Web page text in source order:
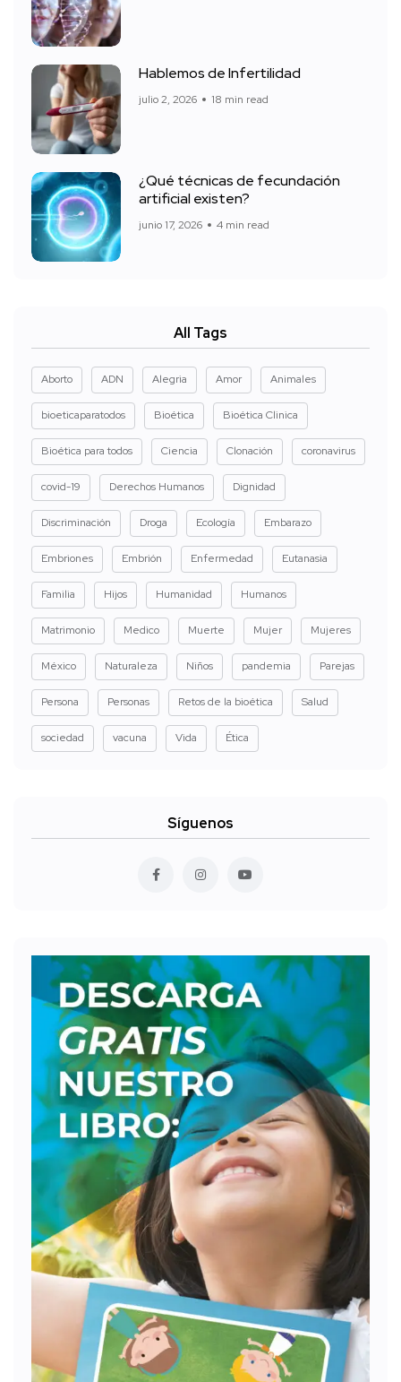
Hablemos de Infertilidad
julio 2, 2026 18 min read
¿Qué técnicas de fecundación
artificial existen?
junio 17, 2026 4 min read
All Tags
Aborto ADN Alegria Amor Animales
bioeticaparatodos Bioética Bioética Clinica
Bioética para todos Ciencia Clonación coronavirus
covid-19 Derechos Humanos Dignidad
Discriminación Droga Ecología Embarazo
Embriones Embrión Enfermedad Eutanasia
Familia Hijos Humanidad Humanos
Matrimonio Medico Muerte Mujer Mujeres
México Naturaleza Niños pandemia Parejas
Persona Personas Retos de la bioética Salud
sociedad vacuna Vida Ética
Síguenos